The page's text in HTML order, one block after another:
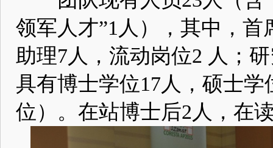
领军人才”1人），其中，
助理7人，流动岗位2 人；
具有博士学位17人，硕士
位）。在站博士后2人，在